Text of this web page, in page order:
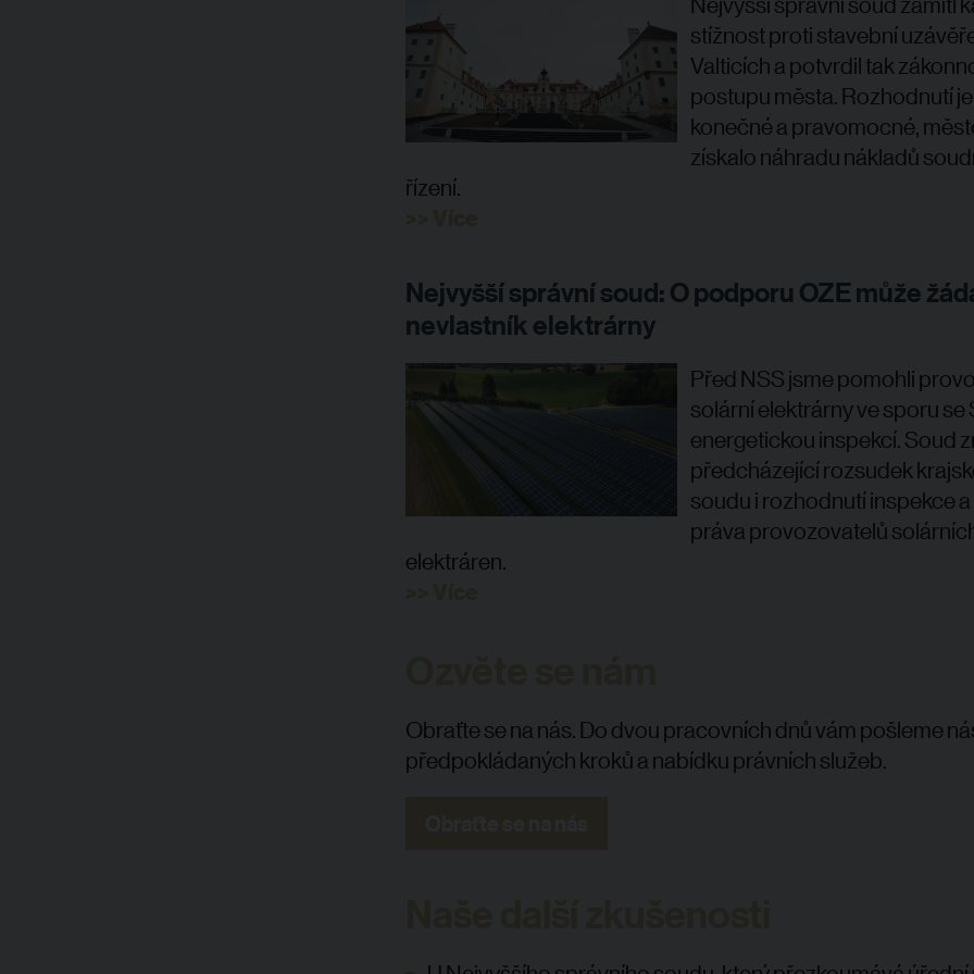
stížnost proti stavební
Valticích a potvrdil tak
postupu města. Rozhodnutí je
konečné a pravomocné,
získalo náhradu nákladů
řízení.
Nejvyšší správní soud: O podporu OZE může
nevlastník elektrárny
Před NSS jsme pomohli
solární elektrárny ve sporu se
energetickou inspekcí. Soud
předcházející rozsudek
soudu i rozhodnutí inspekce
práva provozovatelů
elektráren.
Obraťte se na nás. Do dvou pracovních dnů vám pošleme
předpokládaných kroků a nabídku právních služeb.